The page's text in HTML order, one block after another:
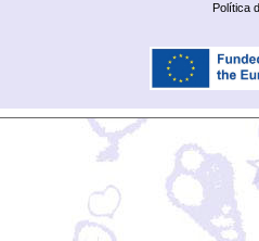
Política